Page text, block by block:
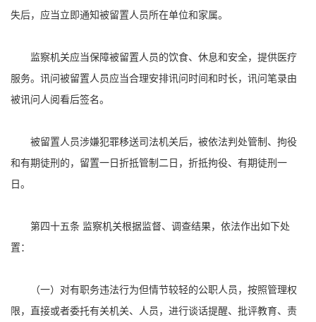
失后，应当立即通知被留置人员所在单位和家属。
监察机关应当保障被留置人员的饮食、休息和安全，提供医疗
服务。讯问被留置人员应当合理安排讯问时间和时长，讯问笔录由
被讯问人阅看后签名。
被留置人员涉嫌犯罪移送司法机关后，被依法判处管制、拘役
和有期徒刑的，留置一日折抵管制二日，折抵拘役、有期徒刑一
日。
第四十五条 监察机关根据监督、调查结果，依法作出如下处
置：
（一）对有职务违法行为但情节较轻的公职人员，按照管理权
限，直接或者委托有关机关、人员，进行谈话提醒、批评教育、责